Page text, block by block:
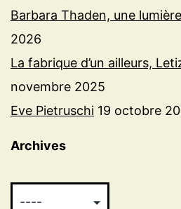
Barbara Thaden, une
2026
La fabrique d’un ailleurs,
novembre 2025
Eve Pietruschi 19 octobre
Archives